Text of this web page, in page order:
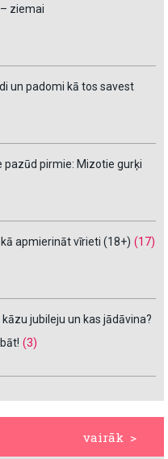
ziemai
un padomi kā tos savest
pazūd pirmie: Mizotie gurķi
apmierināt vīrieti (18+) (17)
jubileju un kas jādāvina?
(3)
vairāk >